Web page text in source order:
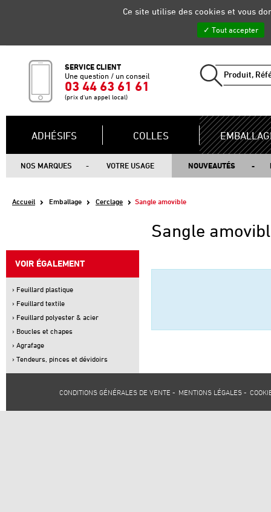
SERVICE CLIENT
Une question / un conseil
03 44 63 61 61
(prix d'un appel local)
ADHÉSIFS COLLES
NOS MARQUES VOTRE USAGE NOUVEAUTÉS
Accueil Emballage Cerclage Sangle amovible
VOIR ÉGALEMENT
› Feuillard plastique
› Feuillard textile
› Feuillard polyester & acier
› Boucles et chapes
› Agrafage
› Tendeurs, pinces et dévidoirs
Sangle
CONDITIONS GÉNÉRALES DE VENTE - MENTIONS LÉGALES -
Ce site utilise des cookies et vous
Tout accepter